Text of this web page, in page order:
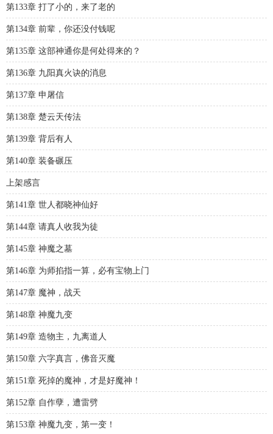
第133章 打了小的，来了老的
第134章 前辈，你还没付钱呢
第135章 这部神通你是何处得来的？
第136章 九阳真火诀的消息
第137章 申屠信
第138章 楚云天传法
第139章 背后有人
第140章 装备碾压
上架感言
第141章 世人都晓神仙好
第144章 请真人收我为徒
第145章 神魔之墓
第146章 为师掐指一算，必有宝物上门
第147章 魔神，战天
第148章 神魔九变
第149章 造物主，九离道人
第150章 六字真言，佛音灭魔
第151章 死掉的魔神，才是好魔神！
第152章 自作孽，遭雷劈
第153章 神魔九变，第一变！